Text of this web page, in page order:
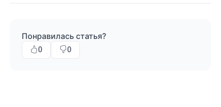
Понравилась статья?
0 0